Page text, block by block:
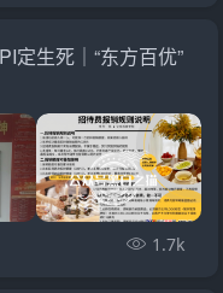
定生死｜“东方百优”
1.7k